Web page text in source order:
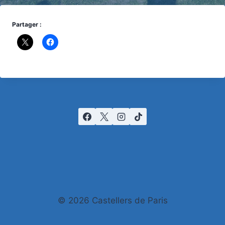
Partager :
© 2026 Castellers de Paris